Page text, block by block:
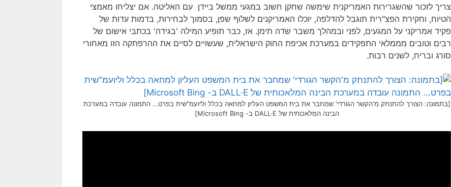
צריך לזכור שהשגרירות האמריקנית שימשה שחקן חשוב במגעי ממשל ביידן עם האליטה. אם יצליחו מאמצי
הטיוח, וחקירת הפצ"רית תוגבל להדלפה, יוכלו האמריקנים לשלוף שפן, בסמוך לבחירות, בדמות עדות של
פקיד אמריקני על המגעים, לפני ובמהלך משבר שדה תימן. אז, כבר תופיע המילה 'בגידה' בכתבי אישום של
רבים וטובים מממלאי התפקידים במערכת אכיפת החוק הישראלית, שעשויים לסיים את ההרפתקה הזו מאחורי
סורג ובריח, לשנים רבות.
[בתמונה: הצורך להתנתק מ'הקשר הגורדי' שמחבר את בית המשפט העליון למחאה בכלל וליועמ"שית בפרט… התמונה עובדה במערכת
הבינה המלאכותית של DALL·E ב- Microsoft Bing]